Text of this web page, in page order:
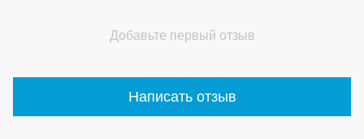
Добавьте первый отзыв
Написать отзыв